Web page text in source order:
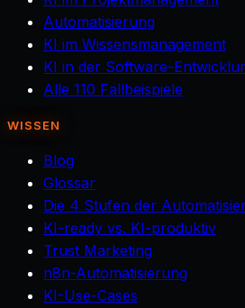
Automatisierung
KI im Wissensmanagement
KI in der Software-
Alle 110 Fallbeispiele
WISSEN
Blog
Glossar
Die 4 Stufen der
KI-ready vs. KI-produktiv
Trust Marketing
n8n-Automatisierung
KI-Use-Cases